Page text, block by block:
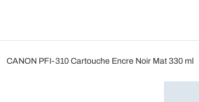
CANON PFI-310 Cartouche Encre Noir Mat 330 ml